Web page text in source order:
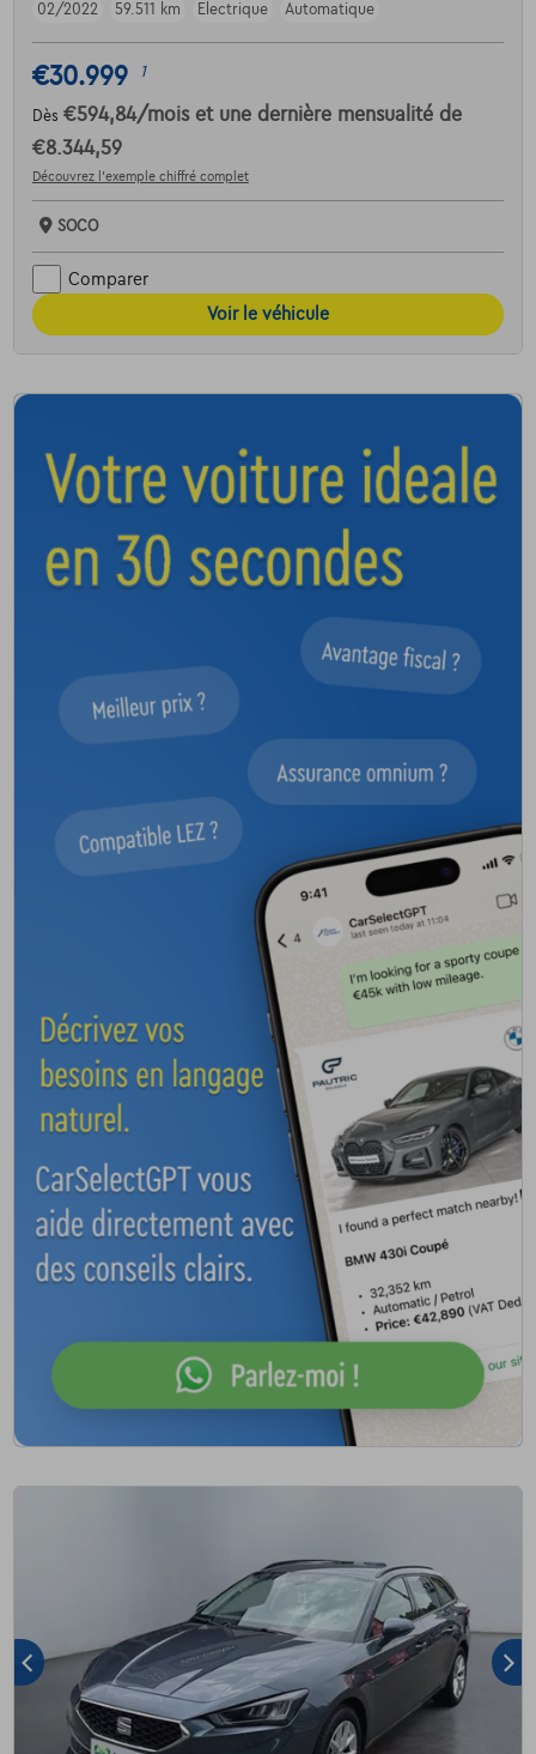
02/2022
59.511 km Electrique Automatique
€30.999 1
Dès €594,84/mois et une dernière mensualité de
€8.344,59
Découvrez l’exemple chiffré complet
SOCO
Comparer
Voir le véhicule